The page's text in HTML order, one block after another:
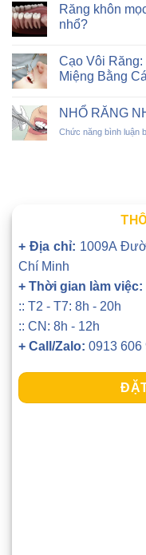
Răng khôn
nhổ?
Cạo Vôi
Miệng Bằng
NHỔ RĂNG
Chức năng bình luận
+ Địa chỉ: 1009A
Chí Minh
+ Thời gian làm việc:
:: T2 - T7: 8h - 20h
:: CN: 8h - 12h
+ Call/Zalo: 0913 606